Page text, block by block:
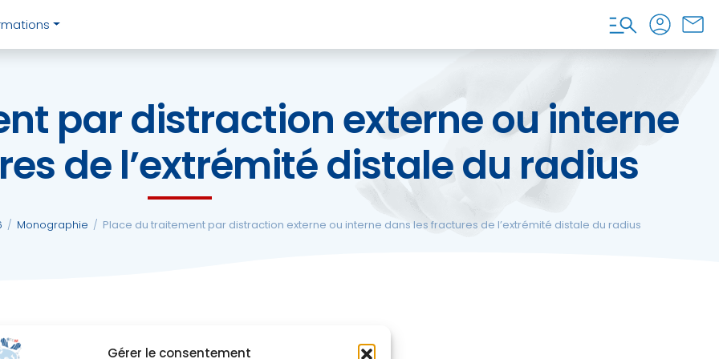
Gérer le consentement
par distraction externe ou interne
de l’extrémité distale du radius
/ Monographie / Place du traitement par distraction externe ou interne dans les fractures de l’extrémité distale du radius